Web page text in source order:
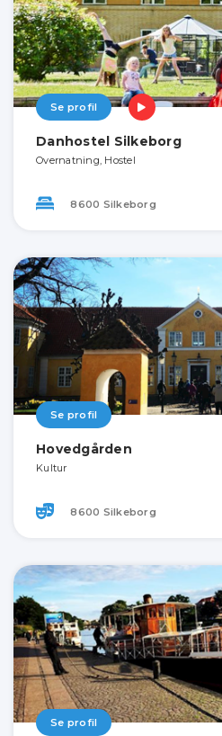
Se profil
Danhostel Silkeborg
Overnatning, Hostel
8600 Silkeborg
Se profil
Hovedgården
Kultur
8600 Silkeborg
Se profil